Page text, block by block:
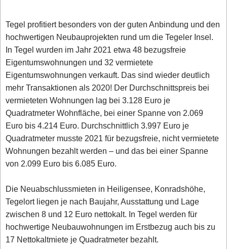
Tegel profitiert besonders von der guten Anbindung und den
hochwertigen Neubauprojekten rund um die Tegeler Insel.
In Tegel wurden im Jahr 2021 etwa 48 bezugsfreie
Eigentumswohnungen und 32 vermietete
Eigentumswohnungen verkauft. Das sind wieder deutlich
mehr Transaktionen als 2020! Der Durchschnittspreis bei
vermieteten Wohnungen lag bei 3.128 Euro je
Quadratmeter Wohnfläche, bei einer Spanne von 2.069
Euro bis 4.214 Euro. Durchschnittlich 3.997 Euro je
Quadratmeter musste 2021 für bezugsfreie, nicht vermietete
Wohnungen bezahlt werden – und das bei einer Spanne
von 2.099 Euro bis 6.085 Euro.
Die Neuabschlussmieten in Heiligensee, Konradshöhe,
Tegelort liegen je nach Baujahr, Ausstattung und Lage
zwischen 8 und 12 Euro nettokalt. In Tegel werden für
hochwertige Neubauwohnungen im Erstbezug auch bis zu
17 Nettokaltmiete je Quadratmeter bezahlt.